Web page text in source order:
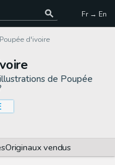
Fr → En
Poupée d'ivoire
de Poupée
Originaux vendus